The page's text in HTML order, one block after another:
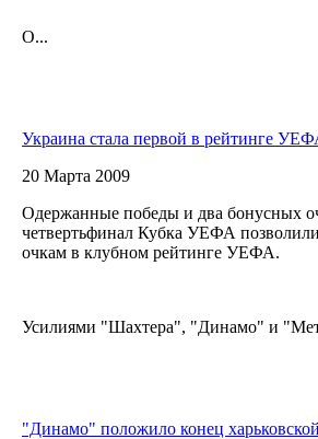
О...
Украина стала первой в рейтинге
20 Марта 2009
Одержанные победы и два бонусных
четвертьфинал Кубка УЕФА
очкам в клубном рейтинге УЕФА.
Усилиями "Шахтера", "Динамо" и
"Динамо" положило конец харьковской